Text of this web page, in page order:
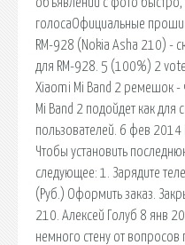
голосаОфициальные
RM-928 (Nokia Asha 210) -
для RM-928. 5 (100%) 2
Xiaomi Mi Band 2 ремешок
Mi Band 2 подойдет как
пользователей. 6 фев 2014
Чтобы установить
следующее: 1. Зарядите
(Руб.) Оформить заказ.
210. Алексей Голуб 8 янв
немного стену от вопросов